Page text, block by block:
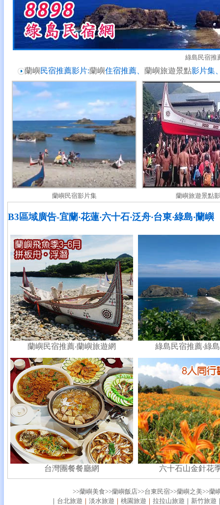
綠島民宿推
蘭嶼民宿推薦影片:蘭嶼住宿推薦、 蘭嶼旅遊景點影片集
蘭嶼民宿影片集 蘭嶼旅遊景點
B3區域廣告-宜蘭‧花蓮‧六十石‧泛舟‧台東‧綠島‧蘭嶼
蘭嶼民宿推薦‧蘭嶼旅遊網 綠島民宿推薦‧綠
台灣團餐餐廳網 六十石山金針花
>>蘭嶼美食>>蘭嶼飯店>>台東民宿>>蘭嶼之美>>蘭
｜ 台北旅遊 ｜ 淡水旅遊 ｜ 桃園旅遊 ｜ 拉拉山旅遊 ｜ 新竹旅遊